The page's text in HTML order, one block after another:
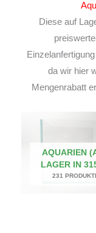
Diese auf
da wir hier
Mengenrabatt
AQUARIEN
LAGER IN
231